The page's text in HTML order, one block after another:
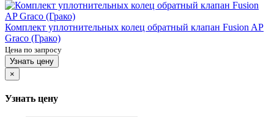
Комплект уплотнительных колец обратный клапан Fusion AP
Graco (Грако)
Цена по запросу
Узнать цену
×
Узнать цену